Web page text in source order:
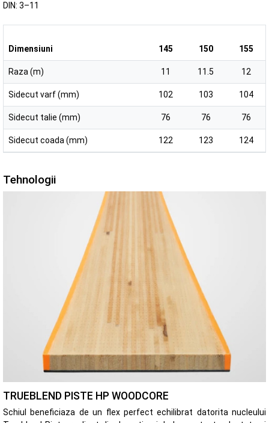
DIN: 3–11
Dimensiuni 145 150 155
Raza (m) 11 11.5 12
Sidecut varf (mm) 102 103 104
Sidecut talie (mm) 76 76 76
Sidecut coada (mm) 122 123 124
Tehnologii
TRUEBLEND PISTE HP WOODCORE
Schiul beneficiaza de un flex perfect echilibrat datorita nucleului